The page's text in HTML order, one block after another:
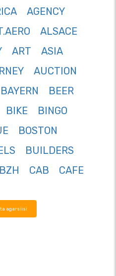
AGENCY
ALSACE
ART
ASIA
AUCTION
BAYERN
BEER
BIKE
BINGO
BOSTON
BUILDERS
BZH CAB
CAFE
agarsiisi